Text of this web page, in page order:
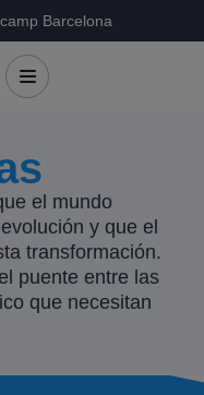
Barcelona
el mundo
y que el
transformación.
puente entre las
que necesitan